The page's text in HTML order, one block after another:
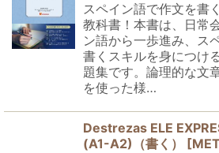
スペイン語で作文を書
教科書！本書は、日常
ン語から一歩進み、ス
書くスキルを身につけ
題集です。論理的な文
を使った様…
Destrezas ELE
(A1-A2)（書く）
[